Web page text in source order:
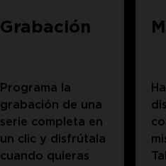
Grabación
Programa la
grabación de una
serie completa en
un clic y disfrútala
cuando quieras